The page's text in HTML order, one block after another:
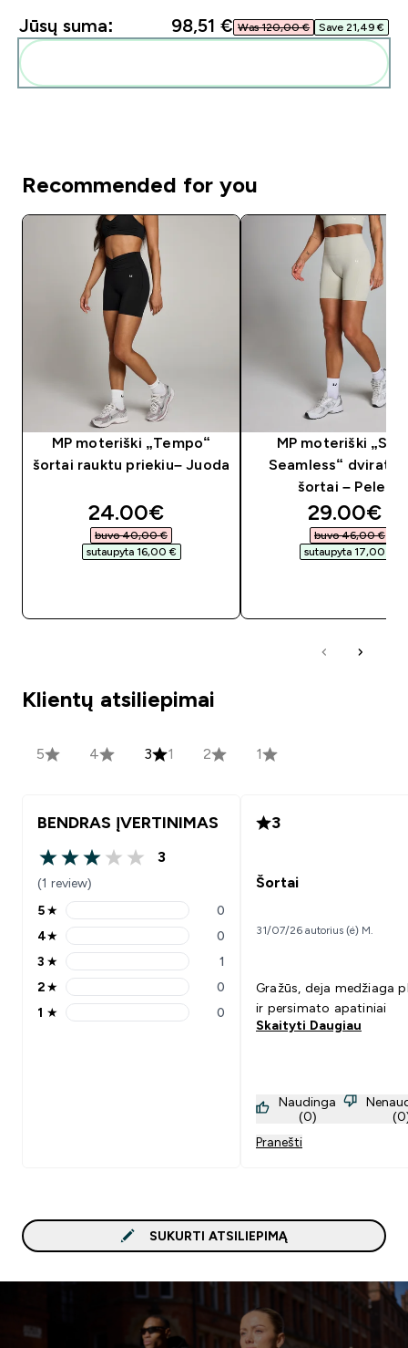
Jūsų suma: 98,51 €‎ Was 120,00 €‎ Save 21,49 €‎
Recommended for you
MP moteriški „Tempo“
šortai rauktu priekiu– Juoda
discounted price
24.00€‎
buvo 40,00 €‎
sutaupyta 16,00 €‎
MP moteriški
Seamless“
šortai – Pelenų
29.00€‎
buvo 46,00 €‎
sutaupyta 17,00 €‎
Klientų atsiliepimai
5 4 3 1 2 1
BENDRAS ĮVERTINIMAS
3 out of 5 stars
3
(1 review)
5 stars rating 0 reviews
5★ 0
4 stars rating 0 reviews
4★ 0
3 stars rating 1 reviews
3 ★ 1
2 stars rating 0 reviews
2★ 0
1 stars rating 0 reviews
1 ★ 0
3
Šortai
31/07/26 autorius (ė) M.
Gražūs, deja medžiaga
ir persimato apatiniai
Skaityti Daugiau
Naudinga
(0)
Pranešti
SUKURTI ATSILIEPIMĄ